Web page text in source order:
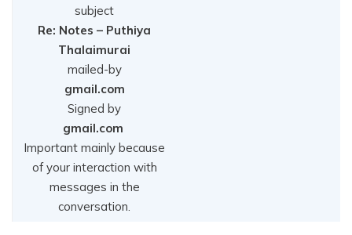
subject
Re: Notes – Puthiya
Thalaimurai
mailed-by
gmail.com
Signed by
gmail.com
Important mainly because
of your interaction with
messages in the
conversation.